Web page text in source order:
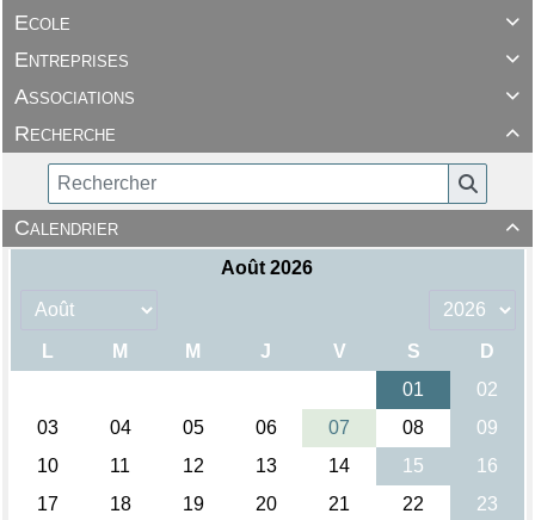

Ecole

Entreprises

Associations

Recherche

Calendrier